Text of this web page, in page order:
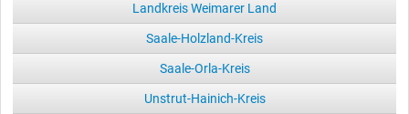
Landkreis Weimarer Land
Saale-Holzland-Kreis
Saale-Orla-Kreis
Unstrut-Hainich-Kreis